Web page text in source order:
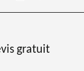
gratuit